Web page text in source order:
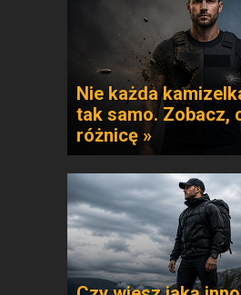
Nie każda
tak samo. Zobacz,
różnicę »